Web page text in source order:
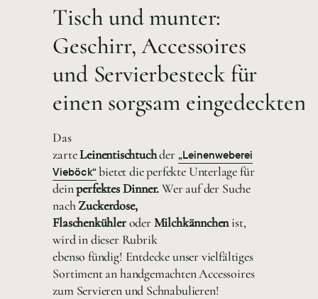
Tisch und munter:
Geschirr, Accessoires
und Servierbesteck für
einen sorgsam eingedeckten
Das
zarteLeinentischtuchder„Leinenweberei
Vieböck“bietet die perfekte Unterlage für
deinperfektes Dinner.Wer auf der Suche
nachZuckerdose,
FlaschenkühleroderMilchkännchenist,
wird in dieser Rubrik
ebenso fündig! Entdecke unser vielfältiges
Sortiment an handgemachten Accessoires
zum Servieren und Schnabulieren!